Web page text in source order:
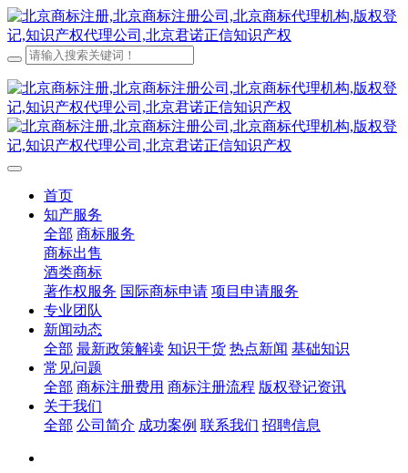
首页
知产服务
全部 商标服务
商标出售
酒类商标
著作权服务 国际商标申请 项目申请服务
专业团队
新闻动态
全部 最新政策解读 知识干货 热点新闻 基础知识
常见问题
全部 商标注册费用 商标注册流程 版权登记资讯
关于我们
全部 公司简介 成功案例 联系我们 招聘信息